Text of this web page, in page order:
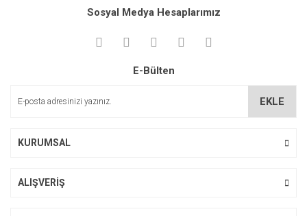
kullanarak tarafımıza iletebilirsiniz.
Görüş ve önerileriniz için teşekkür ederiz.
Ürün açıklamasında eksik bilgiler bulunuyor.
Sosyal Medya Hesaplarımız
E-Bülten
EKLE
KURUMSAL
ALIŞVERİŞ